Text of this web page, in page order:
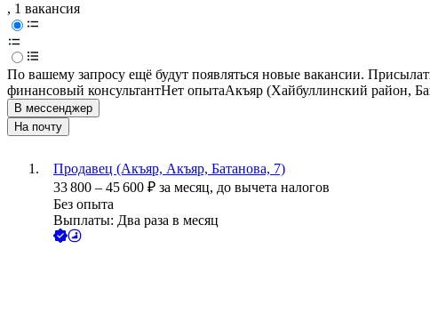
, 1 вакансия
По вашему запросу ещё будут появляться новые вакансии.
финансовый консультантНет опытаАкъяр (Хайбуллинский район,
В мессенджер
На почту
Продавец (Акъяр, Акъяр, Батанова, 7)
33 800 – 45 600 ₽ за месяц, до вычета налогов
Без опыта
Выплаты: Два раза в месяц